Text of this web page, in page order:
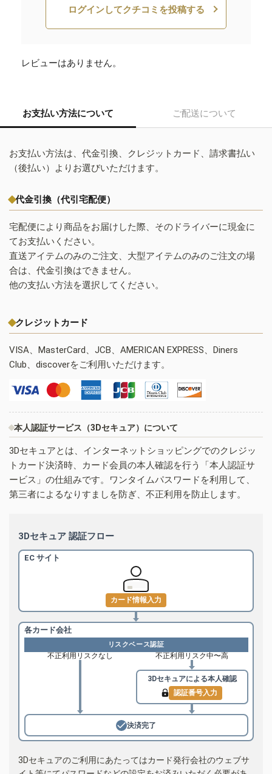
ログインしてクチコミを投稿する
レビューはありません。
お支払い方法について ご配送について
お支払い方法は、代金引換、クレジットカード、請求書払い
（後払い）よりお選びいただけます。
代金引換（代引宅配便）
宅配便により商品をお届けした際、そのドライバーに現金に
てお支払いください。
直送アイテムのみのご注文、大型アイテムのみのご注文の場
合は、代金引換はできません。
他の支払い方法を選択してください。
クレジットカード
VISA、MasterCard、JCB、AMERICAN EXPRESS、Diners
Club、discoverをご利用いただけます。
本人認証サービス（3Dセキュア）について
3Dセキュアとは、インターネットショッピングでのクレジッ
トカード決済時、カード会員の本人確認を行う「本人認証サ
ービス」の仕組みです。ワンタイムパスワードを利用して、
第三者によるなりすましを防ぎ、不正利用を防止します。
3Dセキュア 認証フロー
EC サイト
カード情報入力
各カード会社
リスクベース認証
不正利用リスクなし 不正利用リスク中〜高
3Dセキュアによる本人確認
認証番号入力
決済完了
3Dセキュアのご利用にあたってはカード発行会社のウェブサ